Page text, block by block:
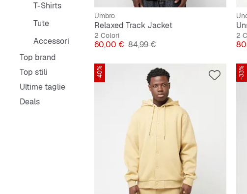
T-Shirts
Tute
Accessori
Top brand
Top stili
Ultime taglie
Deals
Umbro
Relaxed Track Jacket
2 Colori
Prezzo
60,00 € Prezzo originale
84,99 €
2
-40% -33%